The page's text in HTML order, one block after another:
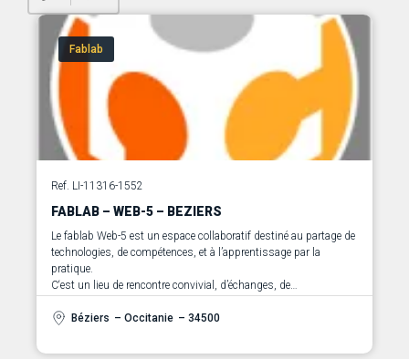
Fablab
Ref. LI-11316-1552
FABLAB – WEB-5 – BEZIERS
Le fablab Web-5 est un espace collaboratif destiné au partage de
technologies, de compétences, et à l’apprentissage par la
pratique.
C‘est un lieu de rencontre convivial, d’échanges, de
l’industrie et de l’ingénierie. Il s’adresse à tout public, même ceux
Béziers – Occitanie – 34500